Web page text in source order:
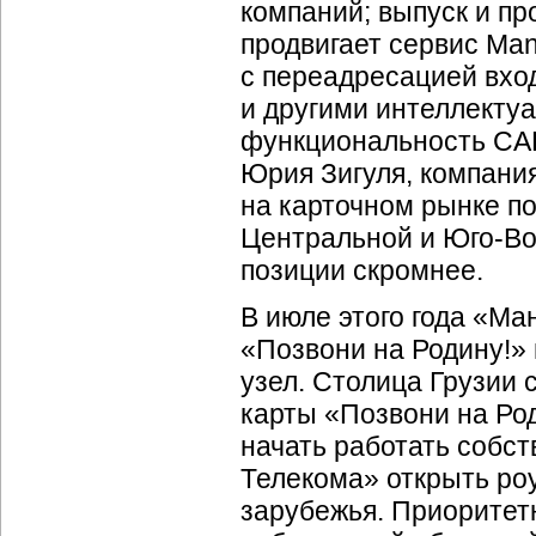
компаний; выпуск и
продвигает сервис
с переадресацией
и другими
функциональность
Юрия Зигуля,
на карточном рынке
Центральной и Юго-
позиции скромнее.
В июле этого года
«Позвони на Родину!»
узел. Столица Грузии
карты «Позвони на
начать работать
Телекома» открыть
зарубежья.